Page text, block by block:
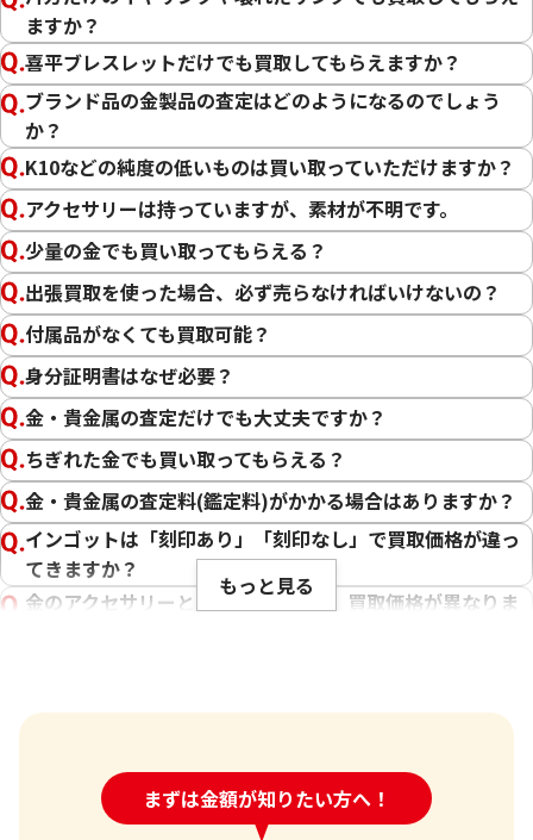
この度は「おたからや」で貴金属の買取をご利用いただき、
誠にありがとうございました。お客様の大切な貴金属にご満
足いただける価格をご提示できましたこと、大変嬉しく思い
ます。
私たちの目標は、常にお客様にご満足いただける買取を提供
することです。そのためには、最新の金相場をしっかりと把握
し、お客様に最適な価格をお伝えすることが不可欠です。弊社
では、金製品の状態や純度、重量はもちろんのこと、日々変
動する金相場を確認し、お客様にとって最良の買取価格をご
提示できるよう努めております。さらに、国内外の幅広い販路
や、世界約1,950店舗以上のネットワーク、そして金・貴金属
お客様にとって最良の結果をご提供できたことは、私たちに
ただけることは、私たちの信頼を第一に考えたサービスが報
われた証です。今後もお客様からいただいた信頼を裏切らない
よう、サービスの向上に努め、さらに多くのお客様にご満足
ますか？
喜平ブレスレットだけでも買取してもらえますか？
ブランド品の金製品の査定はどのようになるのでしょう
か？
K10などの純度の低いものは買い取っていただけますか？
アクセサリーは持っていますが、素材が不明です。
少量の金でも買い取ってもらえる？
出張買取を使った場合、必ず売らなければいけないの？
付属品がなくても買取可能？
身分証明書はなぜ必要？
金・貴金属の査定だけでも大丈夫ですか？
ちぎれた金でも買い取ってもらえる？
金・貴金属の査定料(鑑定料)がかかる場合はありますか？
インゴットは「刻印あり」「刻印なし」で買取価格が違っ
てきますか？
金のアクセサリーとインゴットでは、買取価格が異なりま
刻印のない金・貴金属は査定できますか？
大判・小判、外国金貨、古銭やコインなども買取してもら
もっと見る
まずは金額が知りたい方へ！
24時間受付中!問い合わせフォーム